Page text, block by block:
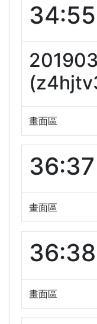
畫面區
畫面區
畫面區